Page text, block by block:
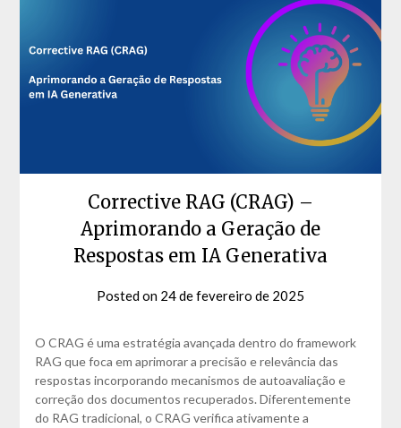
Corrective RAG (CRAG) –
Aprimorando a Geração de
Respostas em IA Generativa
Posted on 24 de fevereiro de 2025
Matos
O CRAG é uma estratégia avançada dentro do framework
RAG que foca em aprimorar a precisão e relevância das
respostas incorporando mecanismos de autoavaliação e
correção dos documentos recuperados. Diferentemente
do RAG tradicional, o CRAG verifica ativamente a